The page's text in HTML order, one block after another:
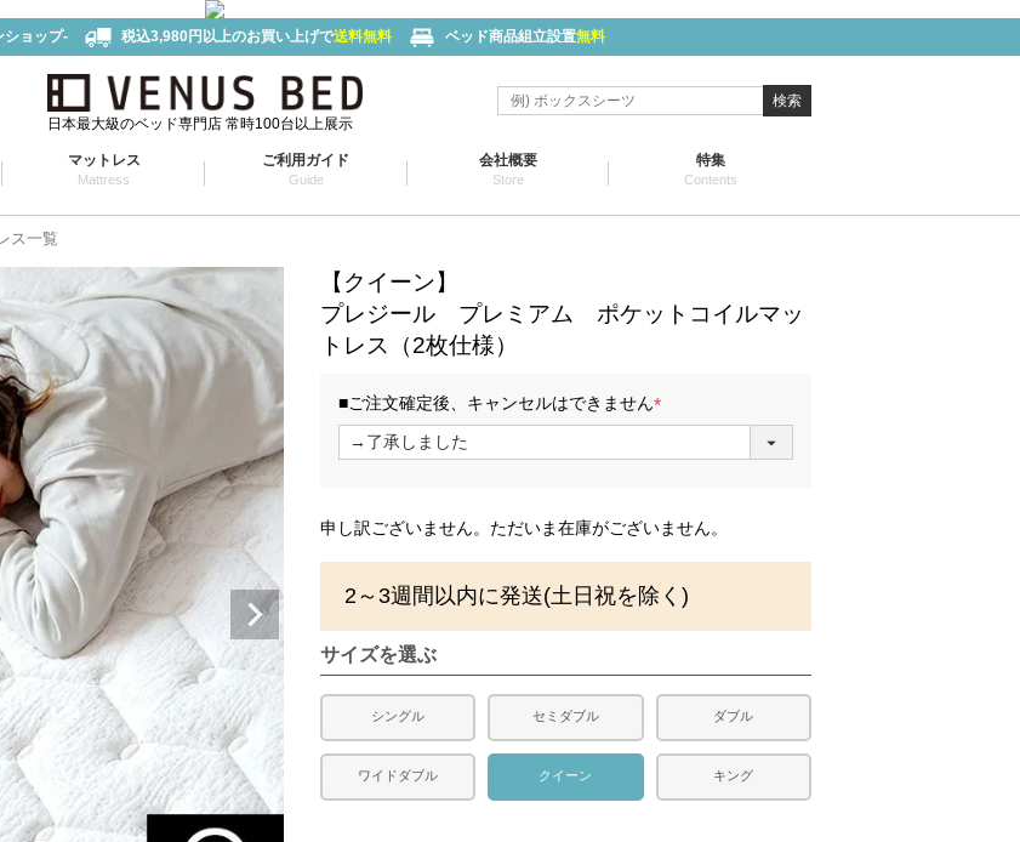
ショップ- 税込3,980円以上のお買い上げで送料無料 ベッド商品組立設置無料
日本最大級のベッド専門店 常時100台以上展示
検索
マットレス
Mattress
ご利用ガイド
Guide
会社概要
Store
特集
Contents
ス一覧
【クイーン】
プレジール プレミアム ポケットコイルマッ
トレス（2枚仕様）
■ご注文確定後、キャンセルはできません
(
必
申し訳ございません。ただいま在庫がございません。
2～3週間以内に発送(土日祝を除く)
サイズを選ぶ
シングル セミダブル ダブル
ワイドダブル クイーン キング